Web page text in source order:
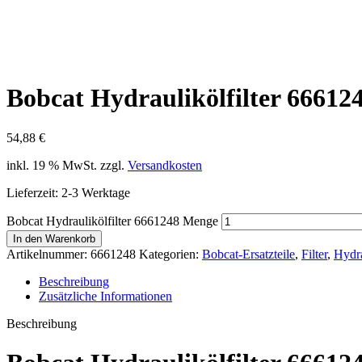
Bobcat Hydraulikölfilter
54,88 €
inkl. 19 % MwSt. zzgl. Versandkosten
Lieferzeit: 2-3 Werktage
Bobcat Hydraulikölfilter 6661248 Menge
In den Warenkorb
Artikelnummer: 6661248 Kategorien: Bobcat-Ersatzteile, Filter,
Beschreibung
Zusätzliche Informationen
Beschreibung